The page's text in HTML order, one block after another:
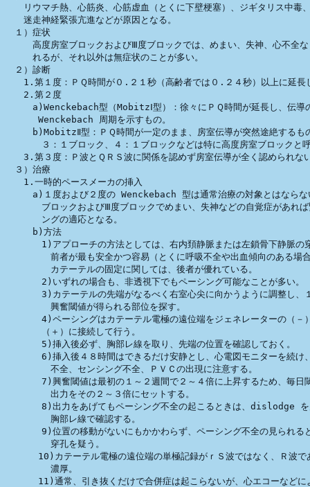
リウマチ熱、心筋炎、心筋虚血（とくに下壁梗塞）、ジギタリス中毒
迷走神経緊張亢進などが原因となる。
１）症状
高度房室ブロックおよびⅢ度ブロックでは、めまい、失神、心不全な
れるが、それ以外は無症状のことが多い。
２）診断
1.第１度：ＰＱ時間が０.２１秒（高齢者では０.２４秒）以上に延長
2.第２度
a)Wenckebach型（MobitzⅠ型）：徐々にＰＱ時間が延長し、伝導
Wenckebach 周期を示すもの。
b)MobitzⅡ型：ＰＱ時間が一定のまま、房室伝導が突然途絶するも
３：１ブロック、４：１ブロックなどは特に高度房室ブロックと
3.第３度：Ｐ波とＱＲＳ波に関係を認めず房室伝導が全く認められな
３）治療
1.一時的ペースメーカの挿入
a)１度および２度の Wenckebach 型は通常治療の対象とはならな
ブロックおよびⅢ度ブロックでめまい、失神などの自覚症があれば
ングの適応となる。
b)方法
1)アプローチの方法としては、右内頚静脈または左鎖骨下静脈の
前者が最も安全かつ容易（とくに呼吸不全や出血傾向のある場合
カテーテルの固定に関しては、後者が優れている。
2)いずれの場合も、非透視下でもペーシング可能なことが多い。
3)カテーテルの先端がなるべく右室心尖に向かうように調整し、
興奮閾値が得られる部位を探す。
4)ペーシングはカテーテル電極の遠位端をジェネレーターの（－
（＋）に接続して行う。
5)挿入後必ず、胸部レ線を取り、先端の位置を確認しておく。
6)挿入後４８時間はできるだけ安静とし、心電図モニターを続け
不全、センシング不全、ＰＶＣの出現に注意する。
7)興奮閾値は最初の１～２週間で２～４倍に上昇するため、毎日
出力をその２～３倍にセットする。
8)出力をあげてもペーシング不全の起こるときは、dislodge を
胸部レ線で確認する。
9)位置の移動がないにもかかわらず、ペーシング不全の見られる
穿孔を疑う。
10)カテーテル電極の遠位端の単極記録がｒＳ波ではなく、Ｒ波で
濃厚。
11)通常、引き抜くだけで合併症は起こらないが、心エコーなどに